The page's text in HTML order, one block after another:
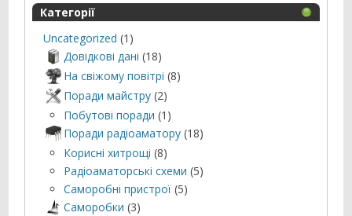
Категорії
Uncategorized (1)
Довідкові дані (18)
На свіжому повітрі (8)
Поради майстру (2)
Побутові поради (1)
Поради радіоаматору (18)
Корисні хитрощі (8)
Радіоаматорські схеми (5)
Саморобні пристрої (5)
Саморобки (3)